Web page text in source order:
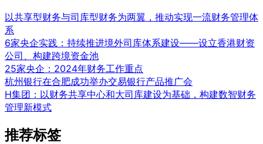
以共享型财务与司库型财务为两翼，推动实现一流财务管理体
系
6家央企实践：持续推进境外司库体系建设——设立香港财资
公司、构建跨境资金池
25家央企：2024年财务工作重点
杭州银行在合肥成功举办交易银行产品推广会
H集团：以财务共享中心和大司库建设为基础，构建数智财务
管理新模式
推荐标签